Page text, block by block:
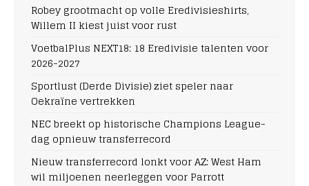
Robey grootmacht op volle Eredivisieshirts,
Willem II kiest juist voor rust
VoetbalPlus NEXT18: 18 Eredivisie talenten voor
2026-2027
Sportlust (Derde Divisie) ziet speler naar
Oekraïne vertrekken
NEC breekt op historische Champions League-
dag opnieuw transferrecord
Nieuw transferrecord lonkt voor AZ: West Ham
wil miljoenen neerleggen voor Parrott